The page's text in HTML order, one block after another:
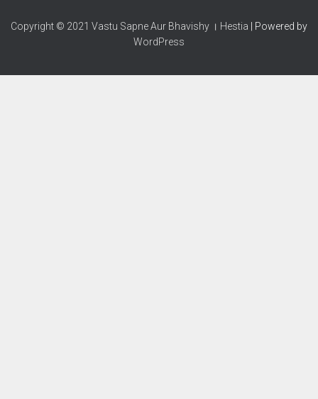
Copyright © 2021 Vastu Sapne Aur Bhavishy । Hestia | Powered by
WordPress